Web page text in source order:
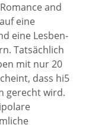
and
eine
eine Lesben-
Tatsächlich
mit nur 20
dass hi5
gerecht wird.